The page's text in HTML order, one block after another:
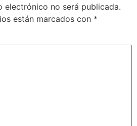
electrónico no será publicada.
están marcados con *